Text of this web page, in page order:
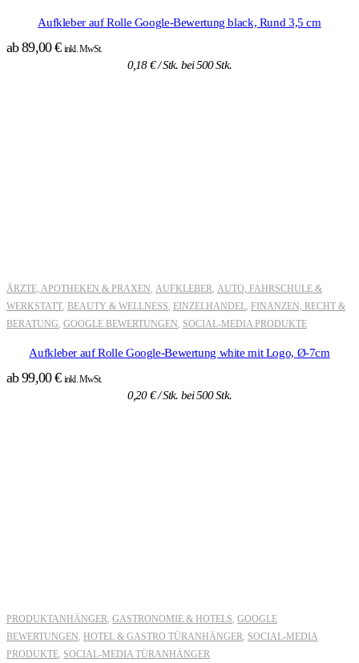
Aufkleber auf Rolle Google-Bewertung black, Rund 3,5 cm
ab89,00€ inkl. MwSt.
0,18€/ Stk. bei 500 Stk.
ÄRZTE, APOTHEKEN & PRAXEN AUFKLEBER AUTO, FAHRSCHULE &
WERKSTATT BEAUTY & WELLNESS EINZELHANDEL FINANZEN, RECHT &
BERATUNG GOOGLE BEWERTUNGEN SOCIAL-MEDIA PRODUKTE
Aufkleber auf Rolle Google-Bewertung white mit Logo, Ø-7cm
ab99,00€ inkl. MwSt.
0,20€/ Stk. bei 500 Stk.
PRODUKTANHÄNGER GASTRONOMIE & HOTELS GOOGLE
BEWERTUNGEN HOTEL & GASTRO TÜRANHÄNGER SOCIAL-MEDIA
PRODUKTE SOCIAL-MEDIA TÜRANHÄNGER